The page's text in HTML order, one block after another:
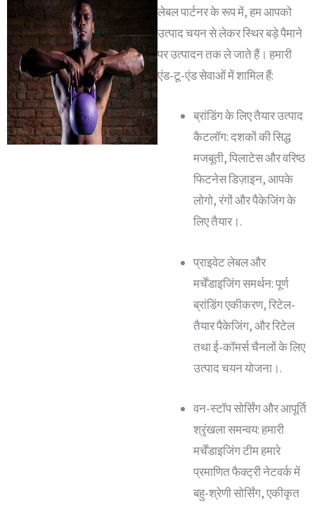
लेबल पार्टनर के रूप में, हम आपको
उत्पाद चयन से लेकर स्थिर बड़े पैमाने
पर उत्पादन तक ले जाते हैं। हमारी
एंड-टू-एंड सेवाओं में शामिल हैं:
ब्रांडिंग के लिए तैयार उत्पाद
कैटलॉग: दशकों की सिद्ध
मजबूती, पिलाटेस और वरिष्ठ
फिटनेस डिज़ाइन, आपके
लोगो, रंगों और पैकेजिंग के
लिए तैयार।.
प्राइवेट लेबल और
मर्चेंडाइजिंग समर्थन: पूर्ण
ब्रांडिंग एकीकरण, रिटेल-
तैयार पैकेजिंग, और रिटेल
तथा ई-कॉमर्स चैनलों के लिए
उत्पाद चयन योजना।.
वन-स्टॉप सोर्सिंग और आपूर्ति
श्रृंखला समन्वय: हमारी
मर्चेंडाइजिंग टीम हमारे
प्रमाणित फैक्ट्री नेटवर्क में
बहु-श्रेणी सोर्सिंग, एकीकृत